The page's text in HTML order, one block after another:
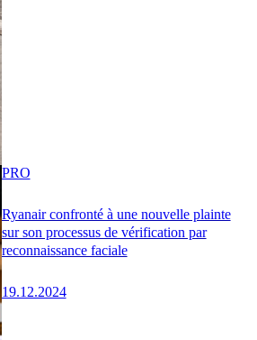
Ryanair confronté à une nouvelle plainte
sur son processus de vérification par
reconnaissance faciale
19.12.2024
PRO